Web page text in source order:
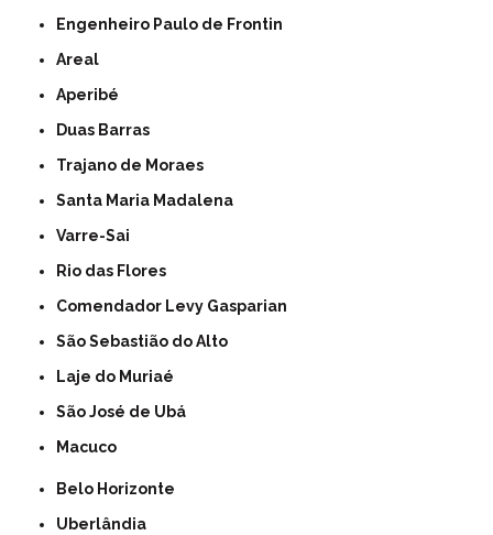
Engenheiro Paulo de Frontin
Areal
Aperibé
Duas Barras
Trajano de Moraes
Santa Maria Madalena
Varre-Sai
Rio das Flores
Comendador Levy Gasparian
São Sebastião do Alto
Laje do Muriaé
São José de Ubá
Macuco
Belo Horizonte
Uberlândia